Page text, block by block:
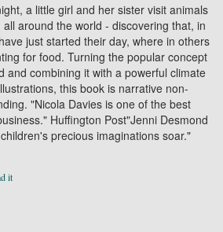
a little girl and her sister visit animals
around the world - discovering that, in
just started their day, where in others
for food. Turning the popular concept
and combining it with a powerful climate
this book is narrative non-
"Nicola Davies is one of the best
Huffington Post"Jenni Desmond
precious imaginations soar."